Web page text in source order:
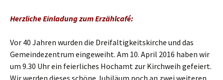
Herzliche Einladung zum Erzählcafé:
Vor 40 Jahren wurden die Dreifaltigkeitskirche und das
Gemeindezentrum eingeweiht. Am 10. April 2016 haben wir
um 9.30 Uhr ein feierliches Hochamt zur Kirchweih gefeiert.